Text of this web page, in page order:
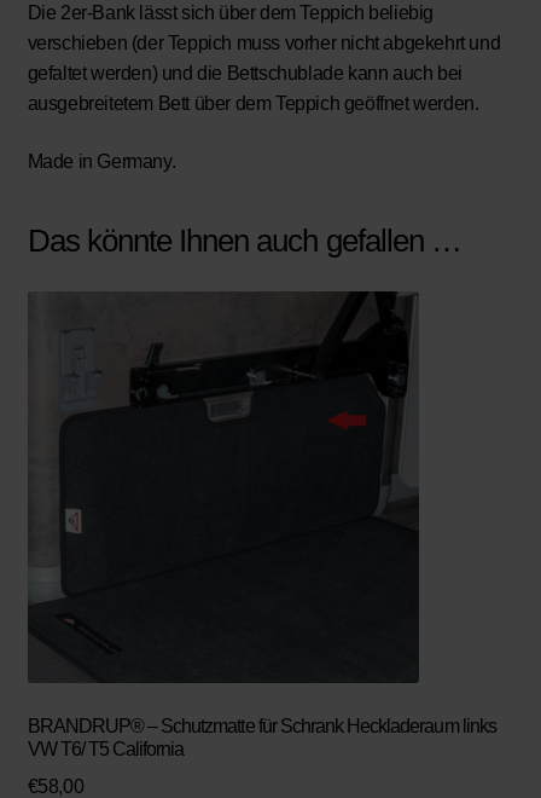
Die 2er-Bank lässt sich über dem Teppich beliebig
verschieben (der Teppich muss vorher nicht abgekehrt und
gefaltet werden) und die Bettschublade kann auch bei
ausgebreitetem Bett über dem Teppich geöffnet werden.
Made in Germany.
Das könnte Ihnen auch gefallen …
BRANDRUP® – Schutzmatte für Schrank Heckladeraum links
VW T6/ T5 California
€58,00